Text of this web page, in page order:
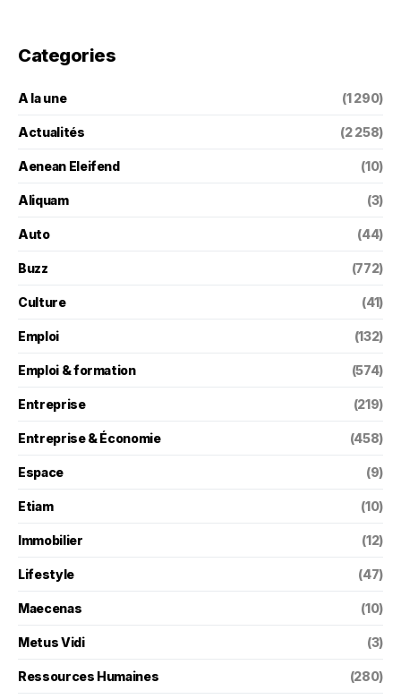
Categories
A la une (1 290)
Actualités (2 258)
Aenean Eleifend (10)
Aliquam (3)
Auto (44)
Buzz (772)
Culture (41)
Emploi (132)
Emploi & formation (574)
Entreprise (219)
Entreprise & Économie (458)
Espace (9)
Etiam (10)
Immobilier (12)
Lifestyle (47)
Maecenas (10)
Metus Vidi (3)
Ressources Humaines (280)